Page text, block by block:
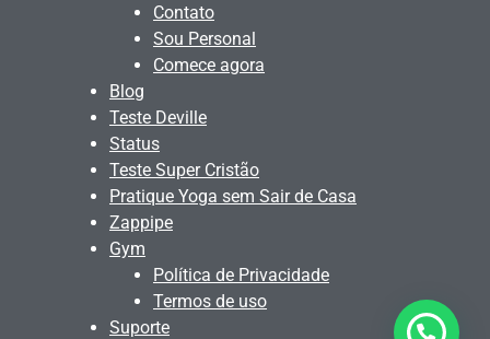
Contato
Sou Personal
Comece agora
Blog
Teste Deville
Status
Teste Super Cristão
Pratique Yoga sem Sair de Casa
Zappipe
Gym
Política de Privacidade
Termos de uso
Suporte